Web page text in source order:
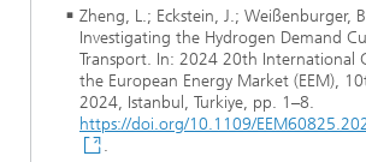
Zheng, L.; Eckstein, J.; Weißenburger,
Investigating the Hydrogen Demand
Transport. In: 2024 20th International
the European Energy Market (EEM),
2024, Istanbul, Turkiye, pp. 1–8.
https://doi.org/10.1109/
.